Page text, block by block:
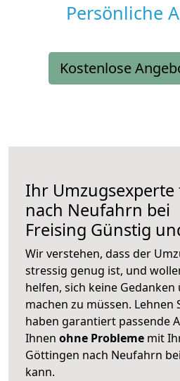
Persönliche
Kostenlose
Ihr
nach Neufahrn bei
Freising Günstig
Wir verstehen, dass der
stressig genug ist, und
helfen, sich keine Gedanken
machen zu müssen. Lehnen
haben garantiert passende
Ihnen ohne Probleme mit
Göttingen nach Neufahrn
kann.